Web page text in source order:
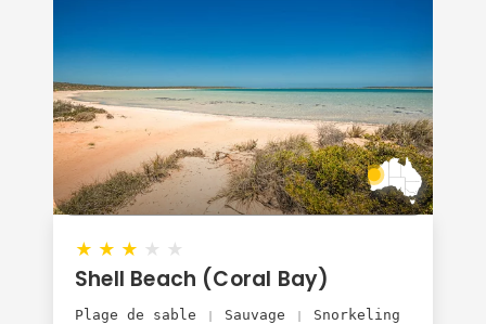
★ ★ ★ ★ ★
Shell Beach (Coral Bay)
Plage de sable Sauvage Snorkeling